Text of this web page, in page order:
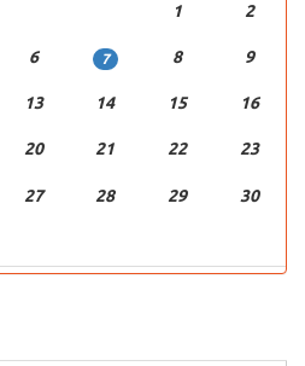
1
2
6 7 8 9
13 14 15 16
20 21 22 23
27 28 29 30